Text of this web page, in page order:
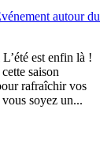
autour du
est enfin là !
saison
rafraîchir vos
soyez un...